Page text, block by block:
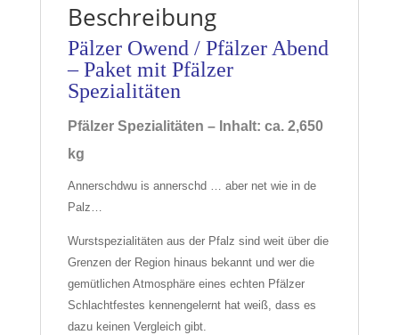
Beschreibung
Pälzer Owend / Pfälzer Abend
– Paket mit Pfälzer
Spezialitäten
Pfälzer Spezialitäten – Inhalt: ca. 2,650
kg
Annerschdwu is annerschd … aber net wie in de
Palz…
Wurstspezialitäten aus der Pfalz sind weit über die
Grenzen der Region hinaus bekannt und wer die
gemütlichen Atmosphäre eines echten Pfälzer
Schlachtfestes kennengelernt hat weiß, dass es
dazu keinen Vergleich gibt.